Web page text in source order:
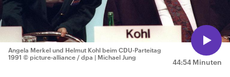
44:54 Minuten
Angela Merkel und Helmut Kohl beim CDU-Parteitag
1991 © picture-alliance / dpa | Michael Jung